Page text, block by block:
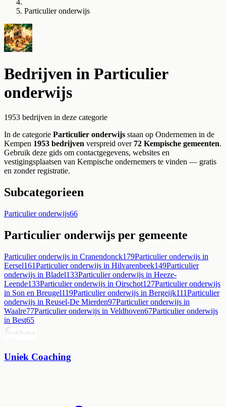
Particulier onderwijs
Bedrijven in Particulier
onderwijs
1953 bedrijven in deze categorie
In de categorie Particulier onderwijs staan op Ondernemen in de
Kempen 1953 bedrijven verspreid over 72 Kempische gemeenten.
Gebruik deze gids om contactgegevens, websites en
vestigingsplaatsen van Kempische ondernemers te vinden — gratis
en zonder registratie.
Subcategorieen
Particulier onderwijs66
Particulier onderwijs per gemeente
Particulier onderwijs in Cranendonck179Particulier onderwijs in
Eersel161Particulier onderwijs in Hilvarenbeek149Particulier
onderwijs in Bladel133Particulier onderwijs in Heeze-
Leende133Particulier onderwijs in Oirschot127Particulier onderwijs
in Son en Breugel119Particulier onderwijs in Bergeijk111Particulier
onderwijs in Reusel-De Mierden97Particulier onderwijs in
Waalre77Particulier onderwijs in Veldhoven67Particulier onderwijs
in Best65
Uniek Coaching